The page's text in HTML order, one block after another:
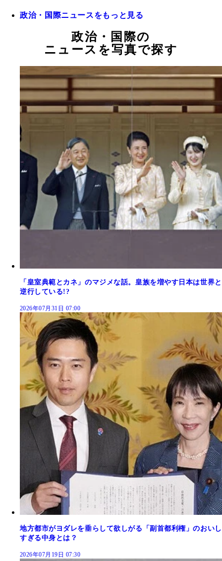
政治・国際ニュースをもっと見る
政治・国際の
ニュースを写真で探す
「皇室典範とカネ」のマジメな話。皇族を増やす日本は世界と
逆行している!?
2026年07月31日 07:00
地方都市がヨダレを垂らして欲しがる「副首都利権」のおいし
すぎる中身とは？
2026年07月19日 07:30